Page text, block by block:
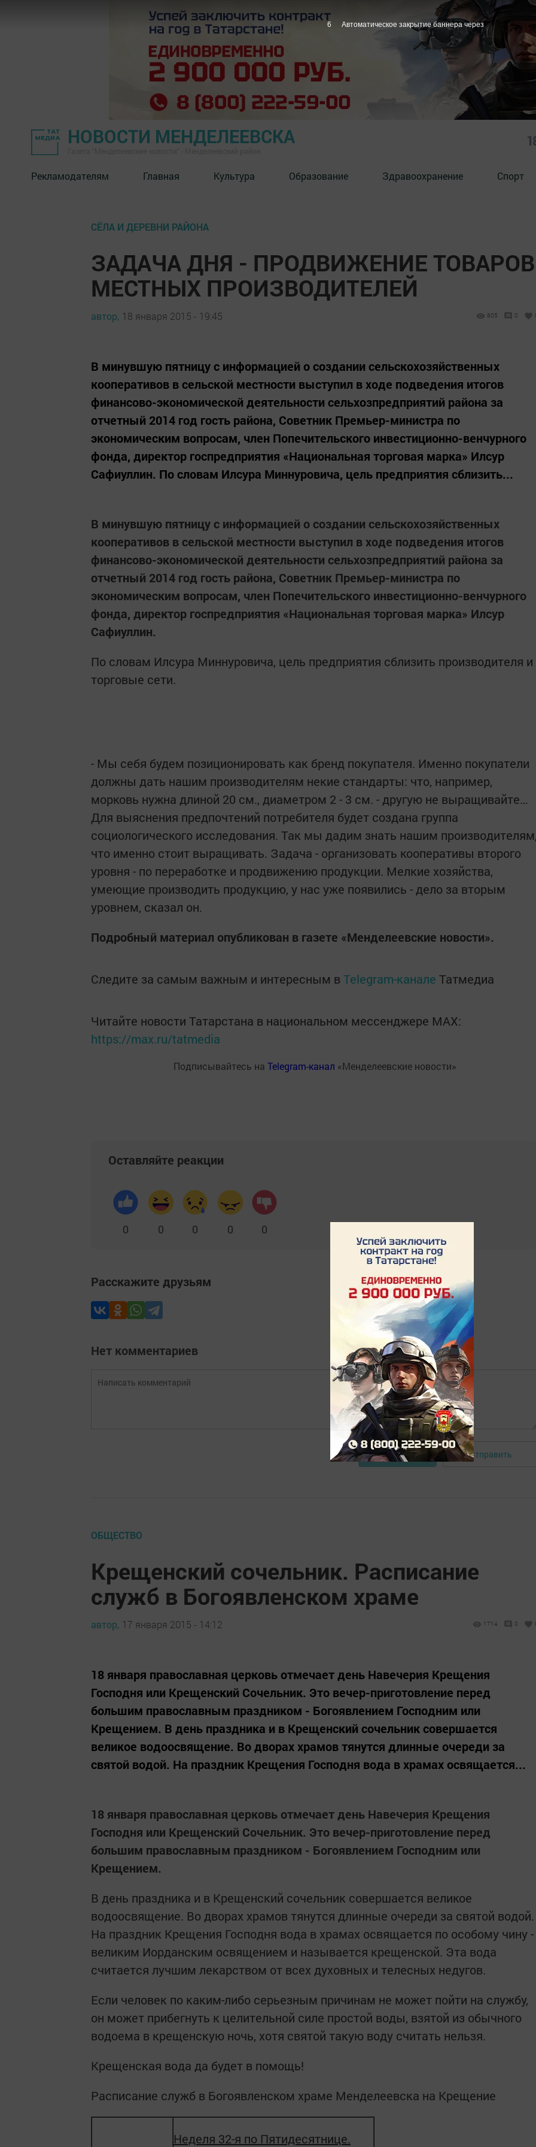
НОВОСТИ МЕНДЕЛЕЕВСКА
Рекламодателям Главная Культура Образование Здравоохранение Спорт
СЁЛА И ДЕРЕВНИ РАЙОНА
ЗАДАЧА ДНЯ - ПРОДВИЖЕНИЕ ТОВАРОВ
МЕСТНЫХ ПРОИЗВОДИТЕЛЕЙ
автор, 18 января 2015 - 19:45 805 0
В минувшую пятницу с информацией о создании сельскохозяйственных
кооперативов в сельской местности выступил в ходе подведения итогов
финансово-экономической деятельности сельхозпредприятий района за
отчетный 2014 год гость района, Советник Премьер-министра по
экономическим вопросам, член Попечительского инвестиционно-венчурного
фонда, директор госпредприятия «Национальная торговая марка» Илсур
Сафиуллин. По словам Илсура Миннуровича, цель предприятия сблизить...
В минувшую пятницу с информацией о создании сельскохозяйственных
кооперативов в сельской местности выступил в ходе подведения итогов
финансово-экономической деятельности сельхозпредприятий района за
отчетный 2014 год гость района, Советник Премьер-министра по
экономическим вопросам, член Попечительского инвестиционно-венчурного
фонда, директор госпредприятия «Национальная торговая марка» Илсур
Сафиуллин.
По словам Илсура Миннуровича, цель предприятия сблизить производителя и
торговые сети.
- Мы себя будем позиционировать как бренд покупателя. Именно покупатели
должны дать нашим производителям некие стандарты: что, например,
морковь нужна длиной 20 см., диаметром 2 - 3 см. - другую не выращивайте…
Для выяснения предпочтений потребителя будет создана группа
социологического исследования. Так мы дадим знать нашим
что именно стоит выращивать. Задача - организовать кооперативы второго
уровня - по переработке и продвижению продукции. Мелкие хозяйства,
умеющие производить продукцию, у нас уже появились - дело за вторым
уровнем, сказал он.
Подробный материал опубликован в газете «Менделеевские новости».
Следите за самым важным и интересным в Telegram-канале Татмедиа
Читайте новости Татарстана в национальном мессенджере MАХ:
https://max.ru/tatmedia
Подписывайтесь на Telegram-канал «Менделеевские новости»
Оставляйте реакции
0 0 0 0 0
Расскажите друзьям
Нет комментариев
Авторизоваться Отправить
ОБЩЕСТВО
Крещенский сочельник. Расписание
служб в Богоявленском храме
автор, 17 января 2015 - 14:12 1714 0
18 января православная церковь отмечает день Навечерия Крещения
Господня или Крещенский Сочельник. Это вечер-приготовление перед
большим православным праздником - Богоявлением Господним или
Крещением. В день праздника и в Крещенский сочельник совершается
великое водоосвящение. Во дворах храмов тянутся длинные очереди за
святой водой. На праздник Крещения Господня вода в храмах освящается...
18 января православная церковь отмечает день Навечерия Крещения
Господня или Крещенский Сочельник. Это вечер-приготовление перед
большим православным праздником - Богоявлением Господним или
Крещением.
В день праздника и в Крещенский сочельник совершается великое
водоосвящение. Во дворах храмов тянутся длинные очереди за святой водой.
На праздник Крещения Господня вода в храмах освящается по особому чину -
великим Иорданским освящением и называется крещенской. Эта вода
считается лучшим лекарством от всех духовных и телесных недугов.
Если человек по каким-либо серьезным причинам не может пойти на службу,
он может прибегнуть к целительной силе простой воды, взятой из обычного
водоема в крещенскую ночь, хотя святой такую воду считать нельзя.
Крещенская вода да будет в помощь!
Расписание служб в Богоявленском храме Менделеевска на Крещение
Неделя 32-я по Пятидесятнице.
5 Автоматическое закрытие баннера через